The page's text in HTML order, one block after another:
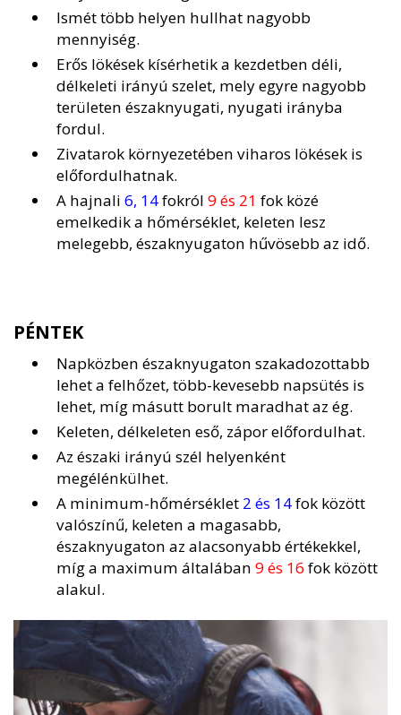
Ismét több helyen hullhat nagyobb
mennyiség.
Erős lökések kísérhetik a kezdetben déli,
délkeleti irányú szelet, mely egyre nagyobb
területen északnyugati, nyugati irányba
fordul.
Zivatarok környezetében viharos lökések is
előfordulhatnak.
A hajnali 6, 14fokról 9 és 21 fok közé
emelkedik a hőmérséklet, keleten lesz
melegebb, északnyugaton hűvösebb az idő.
PÉNTEK
Napközben északnyugaton szakadozottabb
lehet a felhőzet, több-kevesebb napsütés is
lehet, míg másutt borult maradhat az ég.
Keleten, délkeleten eső, zápor előfordulhat.
Az északi irányú szél helyenként
megélénkülhet.
A minimum-hőmérséklet 2 és 14fok között
valószínű, keleten a magasabb,
északnyugaton az alacsonyabb értékekkel,
míg a maximum általában 9 és 16 fok között
alakul.